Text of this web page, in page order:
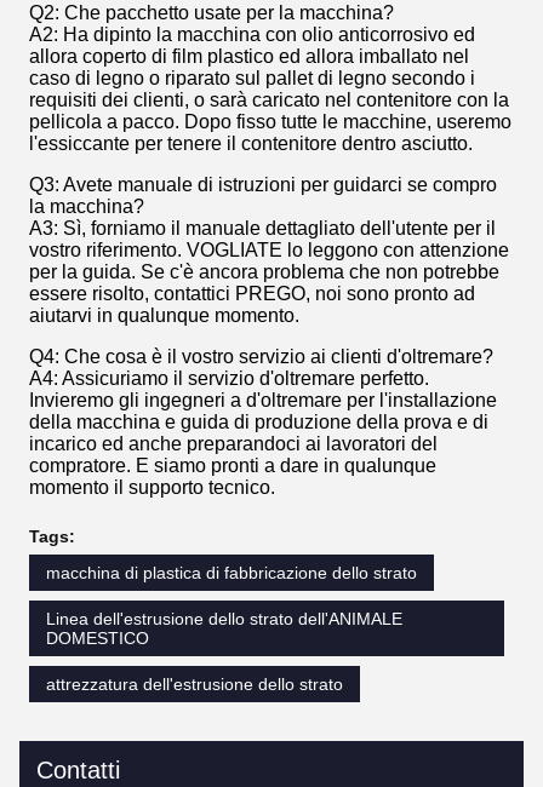
Q2: Che pacchetto usate per la macchina?
A2: Ha dipinto la macchina con olio anticorrosivo ed
allora coperto di film plastico ed allora imballato nel
caso di legno o riparato sul pallet di legno secondo i
requisiti dei clienti, o sarà caricato nel contenitore con la
pellicola a pacco. Dopo fisso tutte le macchine, useremo
l'essiccante per tenere il contenitore dentro asciutto.
Q3: Avete manuale di istruzioni per guidarci se compro
la macchina?
A3: Sì, forniamo il manuale dettagliato dell'utente per il
vostro riferimento. VOGLIATE lo leggono con attenzione
per la guida. Se c'è ancora problema che non potrebbe
essere risolto, contattici PREGO, noi sono pronto ad
aiutarvi in qualunque momento.
Q4: Che cosa è il vostro servizio ai clienti d'oltremare?
A4: Assicuriamo il servizio d'oltremare perfetto.
Invieremo gli ingegneri a d'oltremare per l'installazione
della macchina e guida di produzione della prova e di
incarico ed anche preparandoci ai lavoratori del
compratore. E siamo pronti a dare in qualunque
momento il supporto tecnico.
Tags:
macchina di plastica di fabbricazione dello strato
Linea dell'estrusione dello strato dell'ANIMALE
DOMESTICO
attrezzatura dell'estrusione dello strato
Contatti